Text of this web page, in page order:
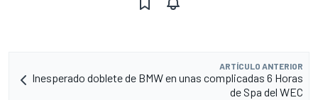
ARTÍCULO ANTERIOR
Inesperado doblete de BMW en unas complicadas 6 Horas
de Spa del WEC